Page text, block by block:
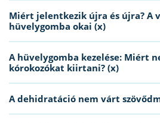
Miért jelentkezik újra és újra? A
hüvelygomba okai (x)
A hüvelygomba kezelése: Miért
kórokozókat kiirtani? (x)
A dehidratáció nem várt